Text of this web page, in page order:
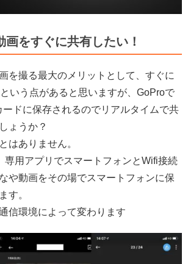
画をすぐに共有したい！
を撮る最大のメリットとして、すぐに
いう点があると思いますが、GoProで
ドに保存されるのでリアルタイムで共
ょうか？
はありません。
専用アプリでスマートフォンとWifi接続
や動画をその場でスマートフォンに保
す。
信環境によって変わります